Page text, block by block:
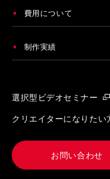
費用について
制作実績
選択型ビデオセミナー
クリエイターになりたい
お問い合わせ